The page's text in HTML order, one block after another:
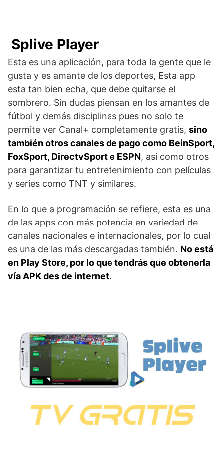
Splive Player
Esta es una aplicación, para toda la gente que le
gusta y es amante de los deportes, Esta app
esta tan bien echa, que debe quitarse el
sombrero. Sin dudas piensan en los amantes de
fútbol y demás disciplinas pues no solo te
permite ver Canal+ completamente gratis, sino
también otros canales de pago como BeinSport,
FoxSport, DirectvSport e ESPN, así como otros
para garantizar tu entretenimiento con películas
y series como TNT y similares.
En lo que a programación se refiere, esta es una
de las apps con más potencia en variedad de
canales nacionales e internacionales, por lo cual
es una de las más descargadas también. No está
en Play Store, por lo que tendrás que obtenerla
vía APK des de internet.